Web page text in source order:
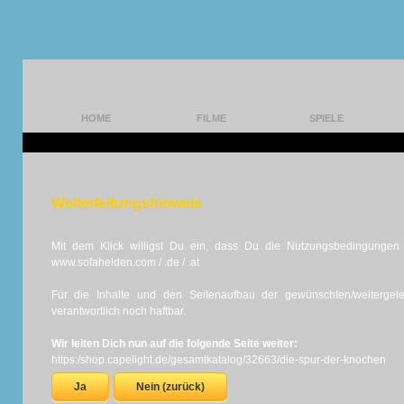
HOME FILME SPIELE
Weiterleitungshinweis
Mit dem Klick willigst Du ein, dass Du die
www.sofahelden.com / .de / .at
Für die Inhalte und den Seitenaufbau der gewünschten/
verantwortlich noch haftbar.
Wir leiten Dich nun auf die folgende Seite weiter:
https:/shop.capelight.de/gesamtkatalog/32663/die-spur-der-knochen
Ja Nein (zurück)